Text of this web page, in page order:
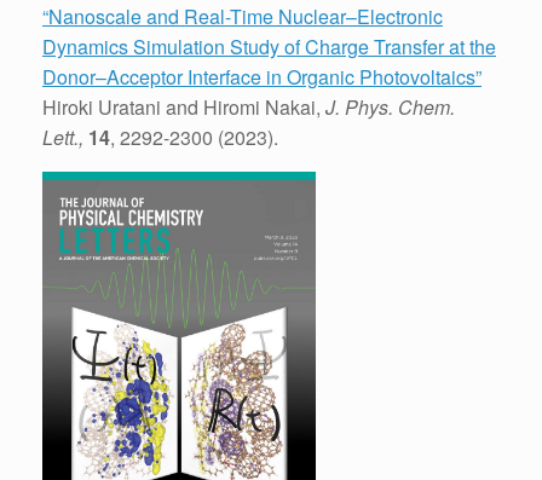
“Nanoscale and Real-Time Nuclear–Electronic
Dynamics Simulation Study of Charge Transfer at the
Donor–Acceptor Interface in Organic Photovoltaics”
Hiroki Uratani and Hiromi Nakai, J. Phys. Chem.
Lett., 14, 2292-2300 (2023).